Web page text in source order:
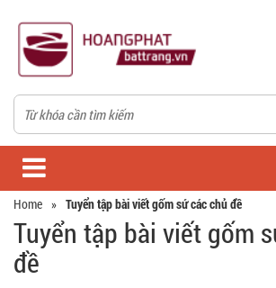
Home » Tuyển tập bài viết gốm sứ các chủ đề
Tuyển tập bài viết gốm
đề